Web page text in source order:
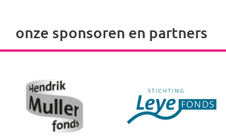
onze sponsoren en partners